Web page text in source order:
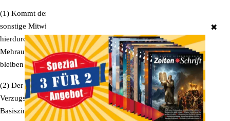
(1) Kommt der Kunde in Annahmeverzug oder verletzt er schuldhaft
sonstige Mitwirkungspflichten, so sind wir berechtigt, den uns
hierdurch entstehenden Schaden einschließlich etwaiger
Mehraufwendungen ersetzt zu verlangen. Weitergehende Ansprüche
bleiben vorbehalten.
(2) Der Kaufpreis ist während des Verzugs zu verzinsen. Der
Verzugszinssatz beträgt per anno fünf Prozentpunkte über dem
Basiszinssatz. Bei Rechtsgeschäften zwischen Unternehmern beträgt
✖